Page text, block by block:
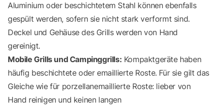
Aluminium oder beschichtetem Stahl können ebenfalls
gespült werden, sofern sie nicht stark verformt sind.
Deckel und Gehäuse des Grills werden von Hand
gereinigt.
Mobile Grills und Campinggrills: Kompaktgeräte haben
häufig beschichtete oder emaillierte Roste. Für sie gilt das
Gleiche wie für porzellanemaillierte Roste: lieber von
Hand reinigen und keinen langen